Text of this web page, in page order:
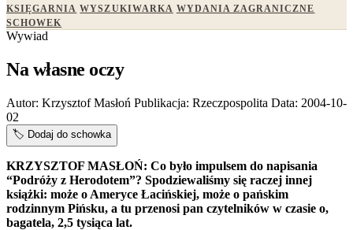
KSIĘGARNIA WYSZUKIWARKA WYDANIA ZAGRANICZNE
SCHOWEK
Wywiad
Na własne oczy
Autor: Krzysztof Masłoń Publikacja: Rzeczpospolita Data: 2004-10-
02
🏷️ Dodaj do schowka
KRZYSZTOF MASŁOŃ: Co było impulsem do napisania
“Podróży z Herodotem”? Spodziewaliśmy się raczej innej
książki: może o Ameryce Łacińskiej, może o pańskim
rodzinnym Pińsku, a tu przenosi pan czytelników w czasie o,
bagatela, 2,5 tysiąca lat.